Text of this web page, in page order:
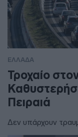
ΕΛΛΑΔΑ
Τροχαίο
Πειραιά
Δεν υπάρχουν